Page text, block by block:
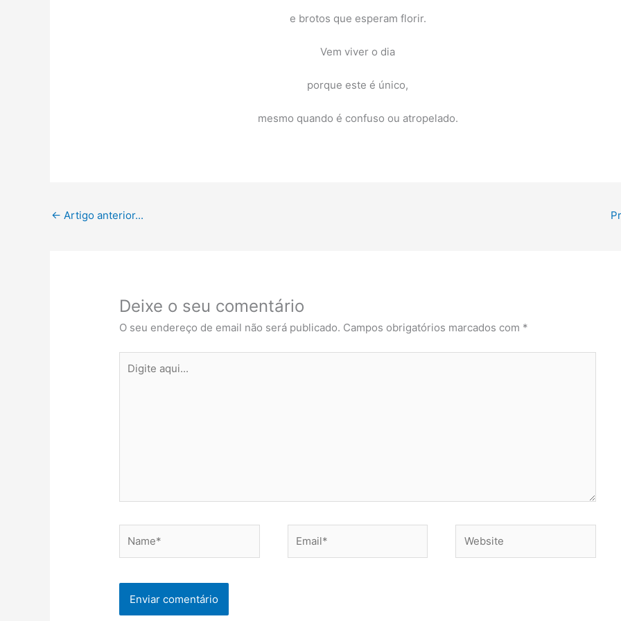
e brotos que esperam florir.
Vem viver o dia
porque este é único,
mesmo quando é confuso ou atropelado.
← Artigo anterior...
Deixe o seu comentário
O seu endereço de email não será publicado. Campos obrigatórios marcados com *
aqui...